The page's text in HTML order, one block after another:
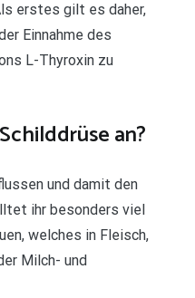
erstes gilt es daher,
Einnahme des
L-Thyroxin zu
an?
und damit den
ihr besonders viel
welches in Fleisch,
Milch- und